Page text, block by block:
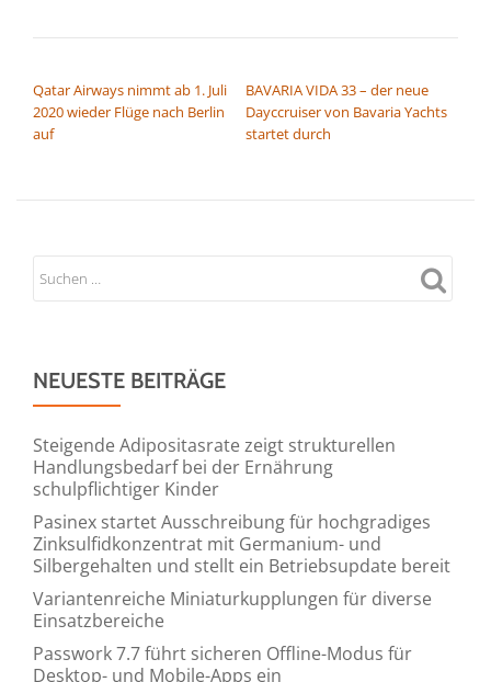
Qatar Airways nimmt ab 1. Juli
2020 wieder Flüge nach Berlin
auf
BAVARIA VIDA 33 – der neue
Dayccruiser von Bavaria Yachts
startet durch
NEUESTE BEITRÄGE
Steigende Adipositasrate zeigt strukturellen
Handlungsbedarf bei der Ernährung
schulpflichtiger Kinder
Pasinex startet Ausschreibung für hochgradiges
Zinksulfidkonzentrat mit Germanium- und
Silbergehalten und stellt ein Betriebsupdate bereit
Variantenreiche Miniaturkupplungen für diverse
Einsatzbereiche
Passwork 7.7 führt sicheren Offline-Modus für
Desktop- und Mobile-Apps ein